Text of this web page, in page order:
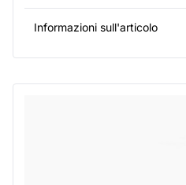
Informazioni sull'articolo